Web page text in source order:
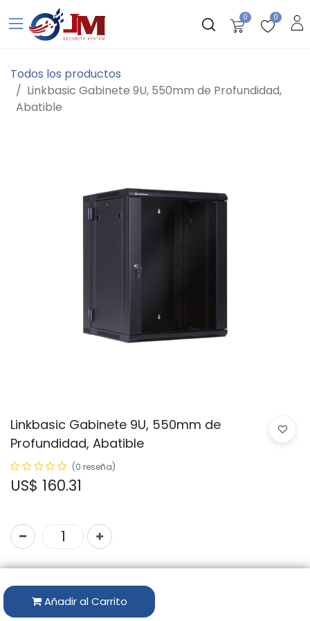
0 0
Todos los productos
Linkbasic Gabinete 9U, 550mm de Profundidad,
Abatible
Linkbasic Gabinete 9U, 550mm de
Profundidad, Abatible
(0 reseña)
US$ 160.31
Añadir al Carrito
Código:
Marca:LINKBASIC